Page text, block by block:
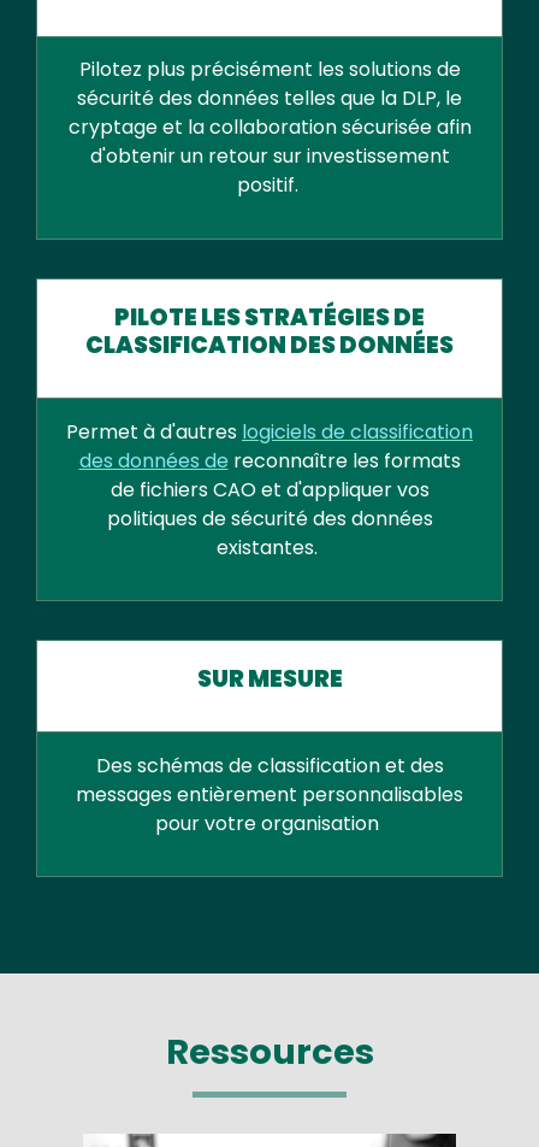
Pilotez plus précisément les solutions de
sécurité des données telles que la DLP, le
cryptage et la collaboration sécurisée afin
d'obtenir un retour sur investissement
positif.
PILOTE LES STRATÉGIES DE
CLASSIFICATION DES DONNÉES
Permet à d'autres logiciels de classification
des données de reconnaître les formats
de fichiers CAO et d'appliquer vos
politiques de sécurité des données
existantes.
SUR MESURE
Des schémas de classification et des
messages entièrement personnalisables
pour votre organisation
Ressources